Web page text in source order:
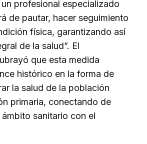
profesional especializado
de pautar, hacer seguimiento
física, garantizando así
de la salud”. El
que esta medida
histórico en la forma de
la salud de la población
primaria, conectando de
sanitario con el